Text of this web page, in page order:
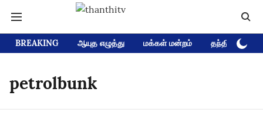
BREAKING ஆயுத எழுத்து மக்கள் மன்றம் தந்தி டிவி
petrolbunk